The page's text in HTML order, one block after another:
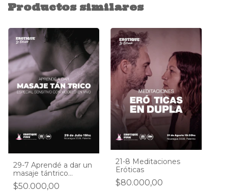
Productos similares
29-7 Aprendé a dar un
masaje tántrico
sensitivo
$50.000,00
21-8 Meditaciones
Eróticas
$80.000,00